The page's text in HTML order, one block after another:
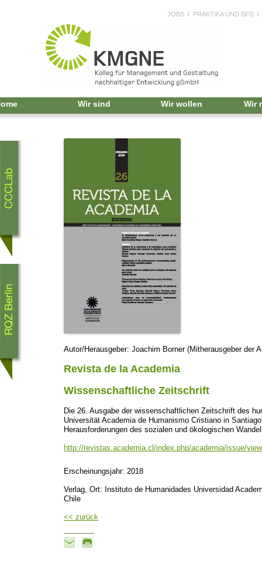
JOBS PRAKTIKA UND BFD
Wir sind Wir wollen Wir
Autor/Herausgeber: Joachim Borner (Mitherausgeber der
Revista de la Academia
Wissenschaftliche Zeitschrift
Die 26. Ausgabe der wissenschaftlichen Zeitschrift des
Universität Academia de Humanismo Cristiano in
Herausforderungen des sozialen und ökologischen
http://revistas.academia.cl/index.php/academia/issue/
Erscheinungsjahr: 2018
Verlag, Ort: Instituto de Humanidades Universidad
Chile
<< zurück